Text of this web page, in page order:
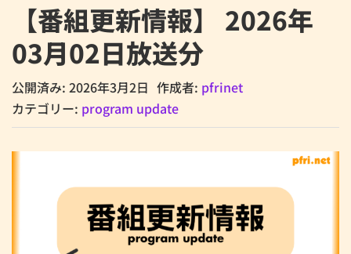
【番組更新情報】 2026年
03月02日放送分
公開済み: 2026年3月2日 作成者: pfrinet
カテゴリー: program update